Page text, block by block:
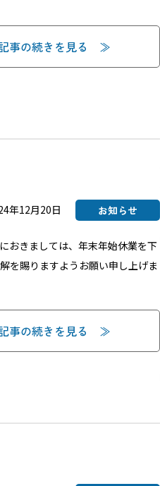
事の続きを見る
お知らせ
年12月20日
おきましては、年末年始休業を下
を賜りますようお願い申し上げま
事の続きを見る